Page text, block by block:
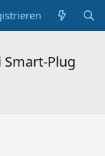
Smart-Plug